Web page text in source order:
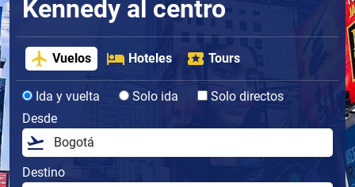
Kennedy al centro
Vuelos Hoteles Tours
Ida y vuelta Solo ida
Solo directos
Desde
Destino